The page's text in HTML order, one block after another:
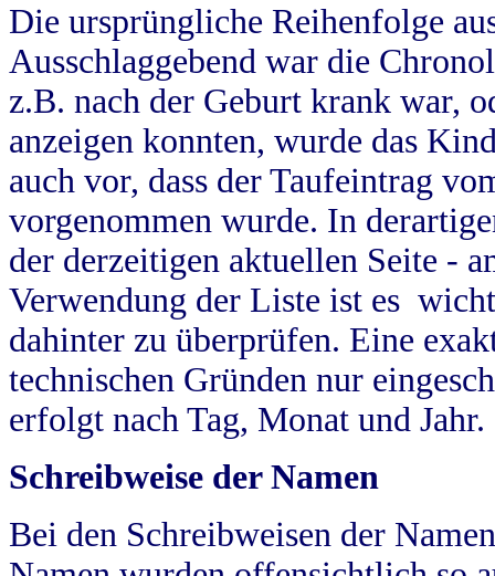
Die ursprüngliche Reihenfolge
Ausschlaggebend war die
z.B. nach der Geburt krank war,
anzeigen konnten, wurde das
auch vor, dass der Taufeintrag
vorgenommen wurde. In
der derzeitigen aktuellen Seite -
Verwendung der Liste ist es
dahinter zu überprüfen. Eine
technischen Gründen nur
erfolgt nach Tag, Monat und Jahr.
Schreibweise der Namen
Bei den Schreibweisen der